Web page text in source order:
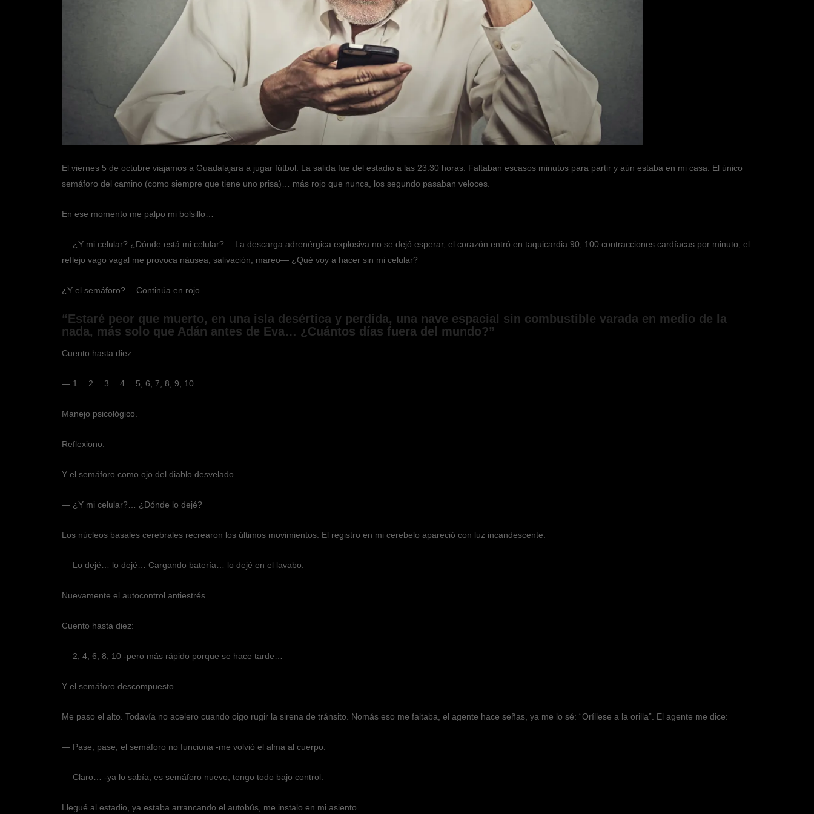
El viernes 5 de octubre viajamos a Guadalajara a jugar fútbol. La salida fue del estadio a las 23:30 horas. Faltaban escasos minutos para partir y aún estaba en mi casa. El único
semáforo del camino (como siempre que tiene uno prisa)… más rojo que nunca, los segundo pasaban veloces.
En ese momento me palpo mi bolsillo…
— ¿Y mi celular? ¿Dónde está mi celular? —La descarga adrenérgica explosiva no se dejó esperar, el corazón entró en taquicardia 90, 100 contracciones cardíacas por minuto, el
reflejo vago vagal me provoca náusea, salivación, mareo— ¿Qué voy a hacer sin mi celular?
¿Y el semáforo?… Continúa en rojo.
“Estaré peor que muerto, en una isla desértica y perdida, una nave espacial sin combustible varada en medio de la
nada, más solo que Adán antes de Eva… ¿Cuántos días fuera del mundo?”
Cuento hasta diez:
— 1… 2… 3… 4… 5, 6, 7, 8, 9, 10.
Manejo psicológico.
Reflexiono.
Y el semáforo como ojo del diablo desvelado.
— ¿Y mi celular?… ¿Dónde lo dejé?
Los núcleos basales cerebrales recrearon los últimos movimientos. El registro en mi cerebelo apareció con luz incandescente.
— Lo dejé… lo dejé… Cargando batería… lo dejé en el lavabo.
Nuevamente el autocontrol antiestrés…
Cuento hasta diez:
— 2, 4, 6, 8, 10 -pero más rápido porque se hace tarde…
Y el semáforo descompuesto.
Me paso el alto. Todavía no acelero cuando oigo rugir la sirena de tránsito. Nomás eso me faltaba, el agente hace señas, ya me lo sé: “Oríllese a la orilla”. El agente me dice:
— Pase, pase, el semáforo no funciona -me volvió el alma al cuerpo.
— Claro… -ya lo sabía, es semáforo nuevo, tengo todo bajo control.
Llegué al estadio, ya estaba arrancando el autobús, me instalo en mi asiento.